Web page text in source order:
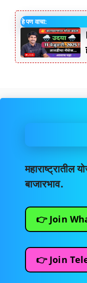
हे पण वाचा:
महाराष्ट्रातील
बाजारभाव.
👉 Join
👉 Join